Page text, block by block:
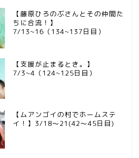
【藤原ひろのぶさんとその仲間た
ちに合流！】
7/13~16（134~137日目）
【支援が止まるとき。】
7/3~4（124~125日目）
【ムアンゴイの村でホームステ
イ！】3/18～21(42～45日目)